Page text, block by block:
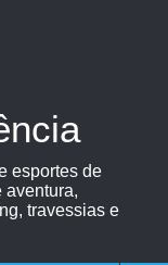
esportes de
aventura,
travessias e